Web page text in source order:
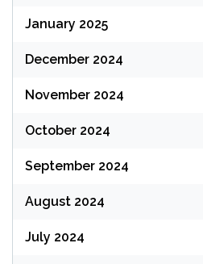
January 2025
December 2024
November 2024
October 2024
September 2024
August 2024
July 2024